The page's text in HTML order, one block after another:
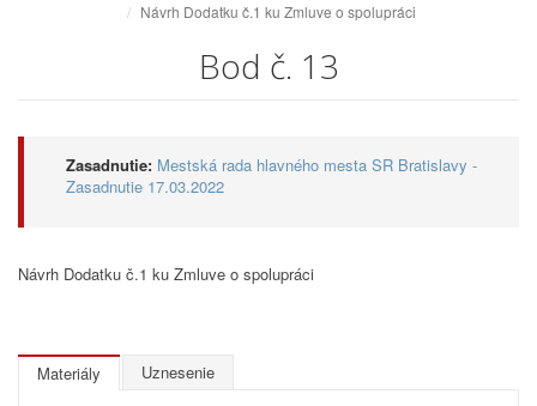
Návrh Dodatku č.1 ku Zmluve o spolupráci
Bod č. 13
Zasadnutie: Mestská rada hlavného mesta SR Bratislavy -
Zasadnutie 17.03.2022
Návrh Dodatku č.1 ku Zmluve o spolupráci
Materiály Uznesenie